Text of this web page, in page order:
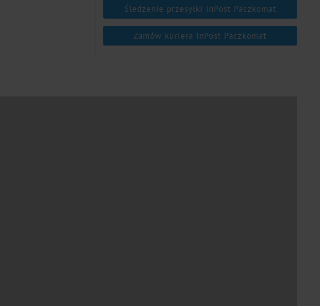
Śledzenie przesyłki InPost Paczkomat
Zamów kuriera InPost Paczkomat